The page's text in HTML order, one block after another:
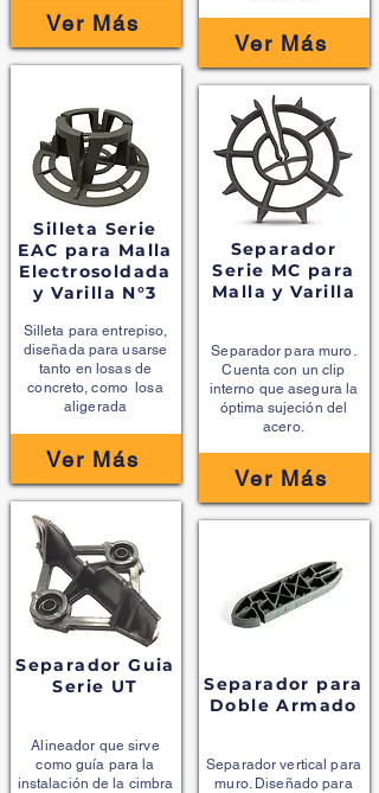
Ver Más
Silleta Serie
EAC para Malla
Electrosoldada
y Varilla N°3
Silleta para entrepiso,
diseñada para usarse
tanto en losas de
concreto, como losa
aligerada
Ver Más
Separador Guia
Serie UT
Alineador que sirve
como guía para la
instalación de la cimbra
Ver Más
Separador
Serie MC para
Malla y Varilla
Separador para muro.
Cuenta con un clip
interno que asegura la
óptima sujeción del
acero.
Ver Más
Separador para
Doble Armado
Separador vertical para
muro. Diseñado para